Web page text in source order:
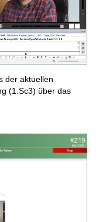
der aktuellen
(1.Sc3) über das